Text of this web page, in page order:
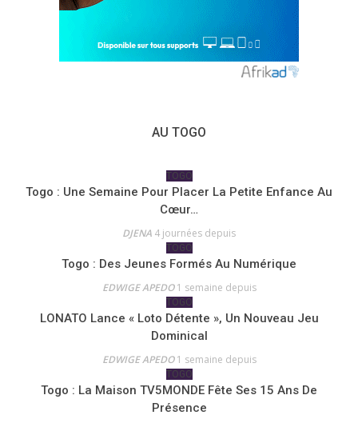
AU TOGO
TOGO
Togo : Une Semaine Pour Placer La Petite Enfance Au
Cœur…
DJENA 4 journées depuis
TOGO
Togo : Des Jeunes Formés Au Numérique
EDWIGE APEDO1 semaine depuis
TOGO
LONATO Lance « Loto Détente », Un Nouveau Jeu
Dominical
EDWIGE APEDO1 semaine depuis
TOGO
Togo : La Maison TV5MONDE Fête Ses 15 Ans De
Présence